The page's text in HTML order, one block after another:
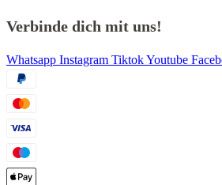
Verbinde dich mit uns!
Whatsapp Instagram TiktokYoutube